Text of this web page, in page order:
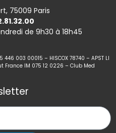
75009 Paris
de 9h30 à 18h45
446 003 00015 – HISCOX 78740 – APST LI
France IM 075 12 0226 – Club Med